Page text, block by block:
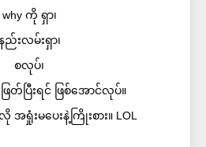
why ကို ရှာ၊
ည်းလမ်းရှာ၊
စလုပ်၊
ပြီးရင် ဖြစ်အောင်လုပ်။
အရှုံးမပေးနဲ့ကြိုးစား။ LOL